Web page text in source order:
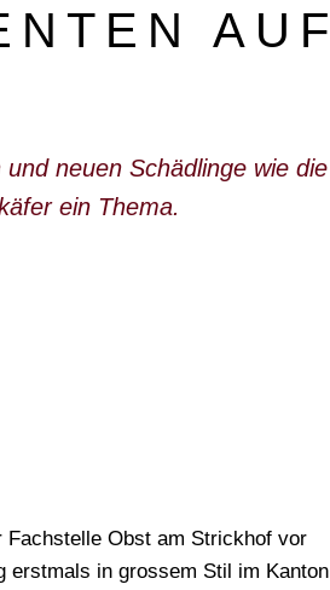
AUF
neuen Schädlinge wie die
ein Thema.
Fachstelle Obst am Strickhof vor
erstmals in grossem Stil im Kanton